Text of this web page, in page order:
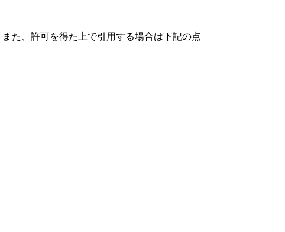
た、許可を得た上で引用する場合は下記の点